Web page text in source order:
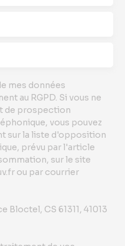
mes données
au RGPD. Si vous ne
de prospection
vous pouvez
sur la liste d'opposition
prévu par l'article
sur le site
ou par courrier
CS 61311, 41013